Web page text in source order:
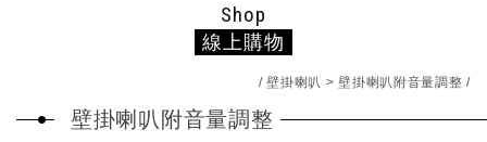
Shop
線上購物
壁掛喇叭 壁掛喇叭附音量調整
壁掛喇叭附音量調整